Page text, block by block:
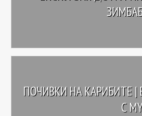
ПОЧИВКИ НА КАРИБИТЕ
С